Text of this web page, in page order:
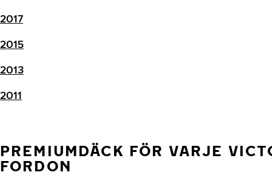
2017
2015
2013
2011
PREMIUMDÄCK FÖR VARJE
FORDON